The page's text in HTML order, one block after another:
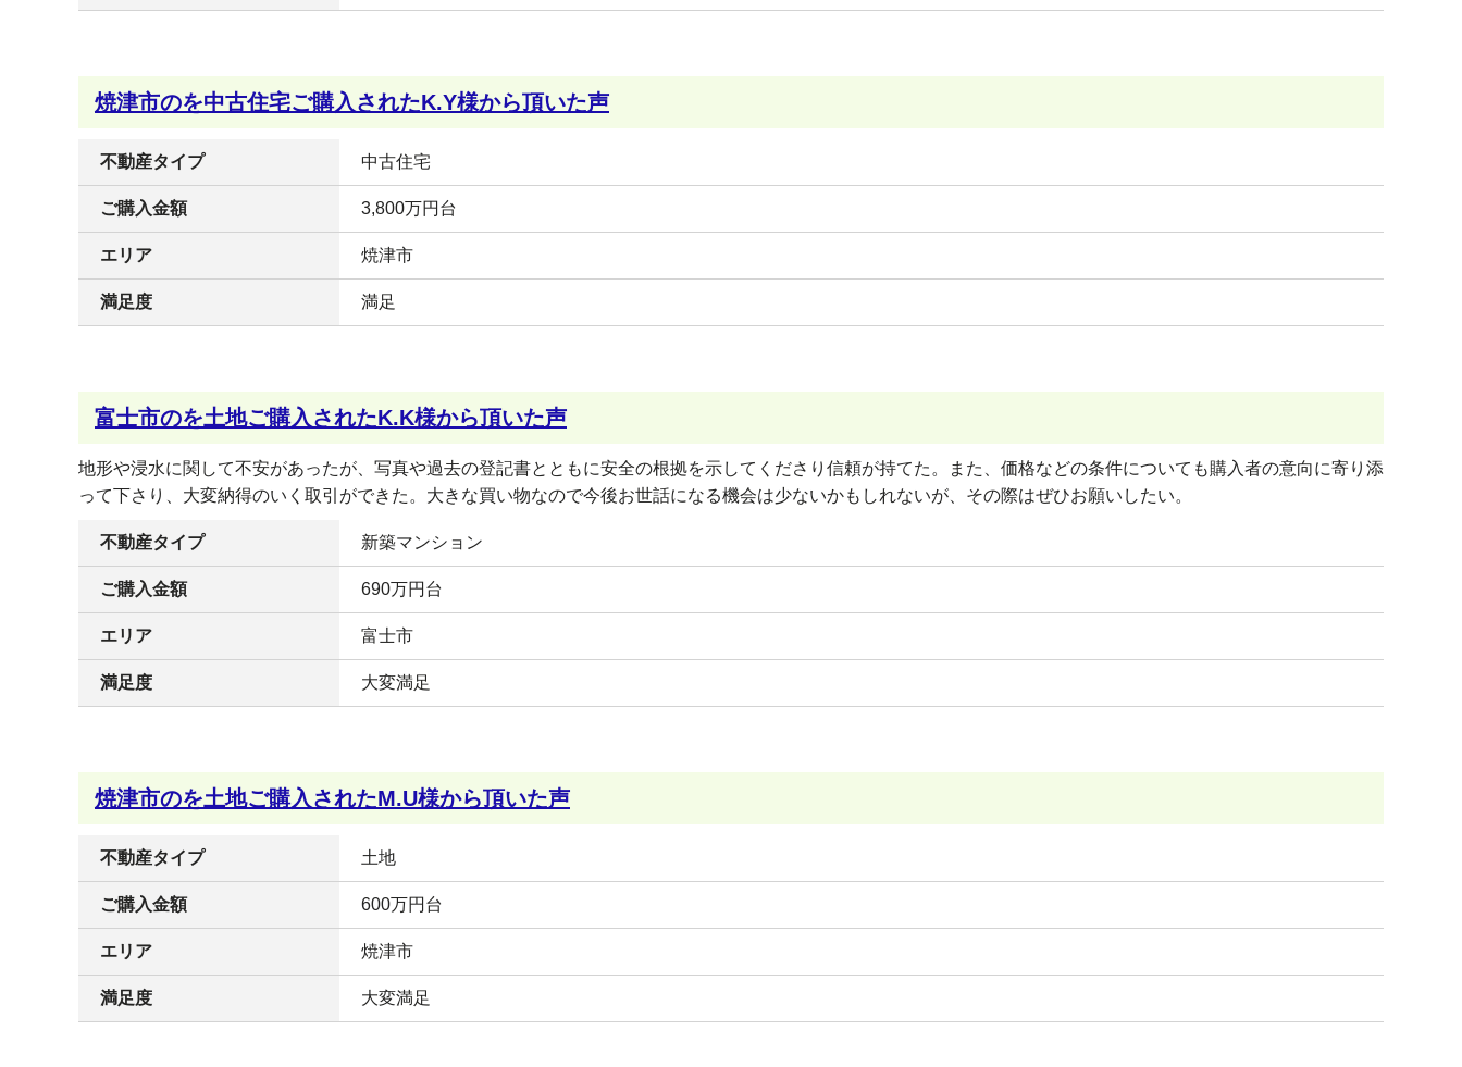
焼津市のを中古住宅ご購入されたK.Y様から頂いた声
不動産タイプ 中古住宅
ご購入金額 3,800万円台
エリア 焼津市
満足度 満足
富士市のを土地ご購入されたK.K様から頂いた声
地形や浸水に関して不安があったが、写真や過去の登記書とともに安全の根拠を示してくださり信頼が持てた。また、価格などの条件についても購入者の意向に寄り添
って下さり、大変納得のいく取引ができた。大きな買い物なので今後お世話になる機会は少ないかもしれないが、その際はぜひお願いしたい。
不動産タイプ 新築マンション
ご購入金額 690万円台
エリア 富士市
満足度 大変満足
焼津市のを土地ご購入されたM.U様から頂いた声
不動産タイプ 土地
ご購入金額 600万円台
エリア 焼津市
満足度 大変満足